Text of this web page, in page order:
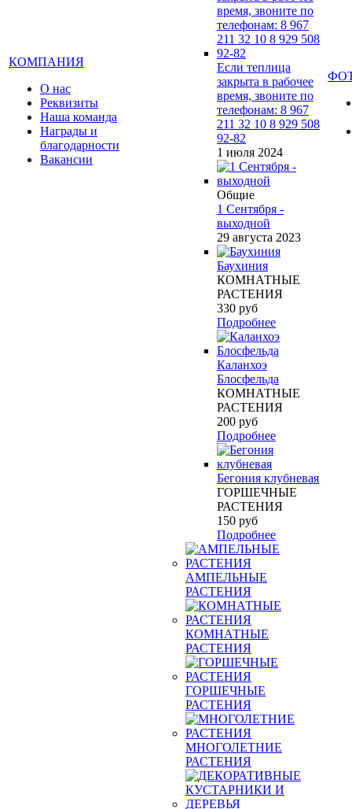
КОМПАНИЯ
О нас
Реквизиты
Наша команда
Награды и
благодарности
Вакансии
Если теплица
закрыта в рабочее
время, звоните по
телефонам: 8 967
211 32 10 8 929 508
92-82
1 июля 2024
Общие
1 Сентября -
выходной
29 августа 2023
Баухиния
КОМНАТНЫЕ
РАСТЕНИЯ
330 руб
Подробнее
Каланхоэ
Блосфельда
КОМНАТНЫЕ
РАСТЕНИЯ
200 руб
Подробнее
Бегония клубневая
ГОРШЕЧНЫЕ
РАСТЕНИЯ
150 руб
Подробнее
АМПЕЛЬНЫЕ
РАСТЕНИЯ
КОМНАТНЫЕ
РАСТЕНИЯ
ГОРШЕЧНЫЕ
РАСТЕНИЯ
МНОГОЛЕТНИЕ
РАСТЕНИЯ